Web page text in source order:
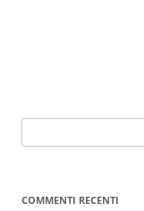
COMMENTI RECENTI